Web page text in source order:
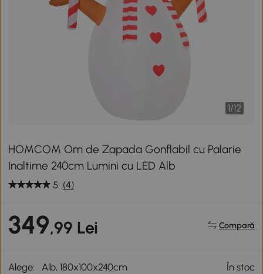
1/12
HOMCOM Om de Zapada Gonflabil cu Palarie
Inaltime 240cm Lumini cu LED Alb
5 (4)
349,99 Lei Compară
Alege: Alb, 180x100x240cm În stoc